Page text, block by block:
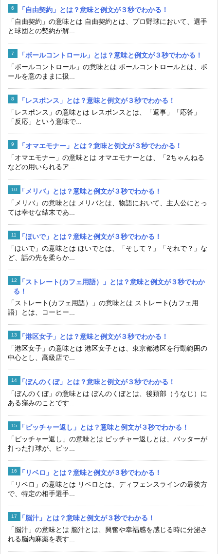
「自由契約」とは？意味と例文が３秒でわかる！
「自由契約」の意味とは 自由契約とは、プロ野球において、選手
と球団との契約が解...
「ボールコントロール」とは？意味と例文が３秒でわかる！
「ボールコントロール」の意味とは ボールコントロールとは、ボ
ールを意のままに扱...
「レスポンス」とは？意味と例文が３秒でわかる！
「レスポンス」の意味とは レスポンスとは、「返事」「応答」
「反応」という意味で...
「オマエモナー」とは？意味と例文が３秒でわかる！
「オマエモナー」の意味とは オマエモナーとは、「2ちゃんねる
などの用いられるア...
「メリバ」とは？意味と例文が３秒でわかる！
「メリバ」の意味とは メリバとは、物語において、主人公にとっ
ては幸せな結末であ...
「ほいで」とは？意味と例文が３秒でわかる！
「ほいで」の意味とは ほいでとは、「そして？」「それで？」な
ど、話の先を柔らか...
「ストレート(カフェ用語）」とは？意味と例文が３秒でわか
る！
「ストレート(カフェ用語）」の意味とは ストレート(カフェ用
語）とは、コーヒー...
「港区女子」とは？意味と例文が３秒でわかる！
「港区女子」の意味とは 港区女子とは、東京都港区を行動範囲の
中心とし、高級店で...
「ぼんのくぼ」とは？意味と例文が３秒でわかる！
「ぼんのくぼ」の意味とは ぼんのくぼとは、後頚部（うなじ）に
ある窪みのことです...
「ピッチャー返し」とは？意味と例文が３秒でわかる！
「ピッチャー返し」の意味とは ピッチャー返しとは、バッターが
打った打球が、ピッ...
「リベロ」とは？意味と例文が３秒でわかる！
「リベロ」の意味とは リベロとは、ディフェンスラインの最後方
で、特定の相手選手...
「脳汁」とは？意味と例文が３秒でわかる！
「脳汁」の意味とは 脳汁とは、興奮や幸福感を感じる時に分泌さ
れる脳内麻薬を表す...